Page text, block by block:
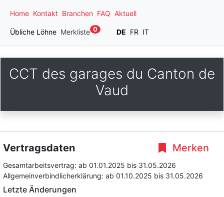
Home Kontakt Branchen FAQ Aktuell
Übliche Löhne Merkliste 0 DE FR IT
CCT des garages du Canton de
Vaud
Merken
Vertragsdaten
Gesamtarbeitsvertrag: ab 01.01.2025 bis 31.05.2026
Allgemeinverbindlicherklärung: ab 01.10.2025 bis 31.05.2026
Letzte Änderungen